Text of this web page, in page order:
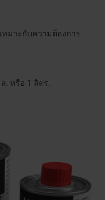
หมาะกับความต้องการ
. หรือ 1 ลิตร.